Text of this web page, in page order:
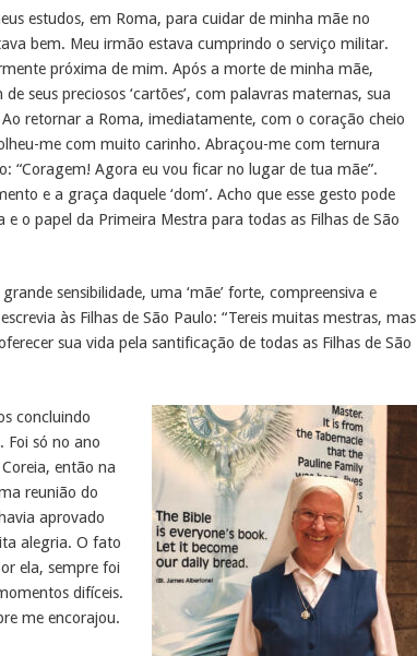
estudos, em Roma, para cuidar de minha mãe no
bem. Meu irmão estava cumprindo o serviço militar.
próxima de mim. Após a morte de minha mãe,
seus preciosos ‘cartões’, com palavras maternas, sua
retornar a Roma, imediatamente, com o coração cheio
me com muito carinho. Abraçou-me com ternura
“Coragem! Agora eu vou ficar no lugar de tua mãe”.
e a graça daquele ‘dom’. Acho que esse gesto pode
o papel da Primeira Mestra para todas as Filhas de São
sensibilidade, uma ‘mãe’ forte, compreensiva e
às Filhas de São Paulo: “Tereis muitas mestras, mas
sua vida pela santificação de todas as Filhas de São
concluindo
Foi só no ano
então na
reunião do
aprovado
alegria. O fato
ela, sempre foi
difíceis.
me encorajou.